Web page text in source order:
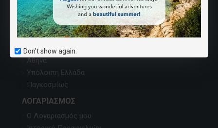
Don't show again.
Κατάλογος εκδόσεων
Όροι Αγορών
Καριέρα
Αθήνα
Υπόλοιπη Ελλάδα
Παγκοσμίως
ΛΟΓΑΡΙΑΣΜΌΣ
Ο Λογαριασμός μου